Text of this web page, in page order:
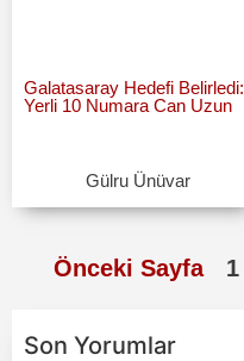
Galatasaray Hedefi Belirledi:
Yerli 10 Numara Can Uzun
Gülru Ünüvar
Önceki Sayfa 1
Son Yorumlar